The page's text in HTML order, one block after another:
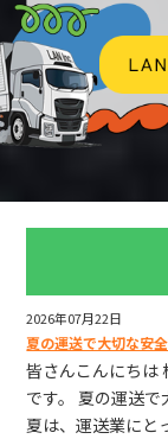
2026年07月22日
夏の運送で大切な安
皆さんこんにちは
です。 夏の運送
夏は、運送業にと